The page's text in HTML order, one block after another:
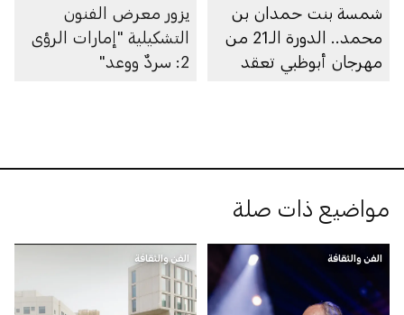
شمسة بنت حمدان بن
محمد.. الدورة الـ21 من
مهرجان أبوظبي تعقد
يزور معرض الفنون
التشكيلية "إمارات الرؤى
2: سردٌ ووعد"
مواضيع ذات صلة
الفن والثقافة الفن والثقافة